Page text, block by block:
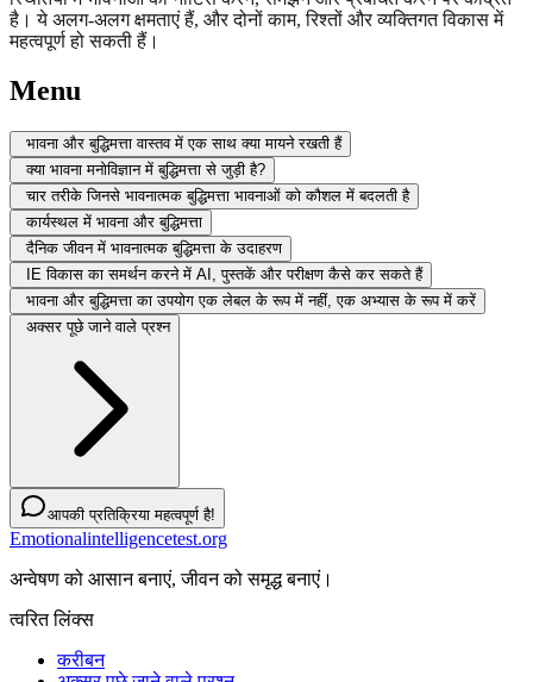
है। ये अलग-अलग क्षमताएं हैं, और दोनों काम, रिश्तों और व्यक्तिगत विकास में
महत्वपूर्ण हो सकती हैं।
Menu
भावना और बुद्धिमत्ता वास्तव में एक साथ क्या मायने रखती हैं
क्या भावना मनोविज्ञान में बुद्धिमत्ता से जुड़ी है?
चार तरीके जिनसे भावनात्मक बुद्धिमत्ता भावनाओं को कौशल में बदलती है
कार्यस्थल में भावना और बुद्धिमत्ता
दैनिक जीवन में भावनात्मक बुद्धिमत्ता के उदाहरण
IE विकास का समर्थन करने में AI, पुस्तकें और परीक्षण कैसे कर सकते हैं
भावना और बुद्धिमत्ता का उपयोग एक लेबल के रूप में नहीं, एक अभ्यास के रूप में करें
अक्सर पूछे जाने वाले प्रश्न
आपकी प्रतिक्रिया महत्वपूर्ण है!
Emotionalintelligencetest.org
अन्वेषण को आसान बनाएं, जीवन को समृद्ध बनाएं।
त्वरित लिंक्स
करीबन